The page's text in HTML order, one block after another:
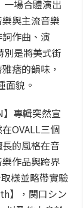
一場合體演出
與主流音樂
作曲、演
別是將美式街
痞的韻味，
面貌。
專輯突然宣
OVALL三個
的風格在音
作品與跨界
樣並略帶實驗
】，関口シン